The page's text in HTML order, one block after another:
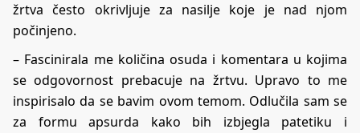
žrtva često okrivljuje za nasilje koje je nad njom
počinjeno.
– Fascinirala me količina osuda i komentara u kojima
se odgovornost prebacuje na žrtvu. Upravo to me
inspirisalo da se bavim ovom temom. Odlučila sam se
za formu apsurda kako bih izbjegla patetiku i